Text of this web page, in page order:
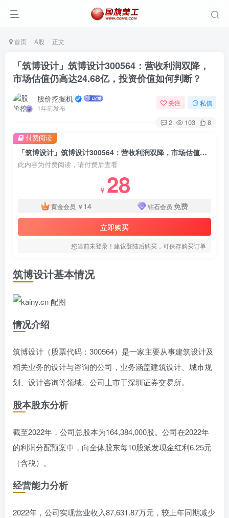
首页 A股 正文
「筑博设计」筑博设计300564：营收利润双降，
市场估值仍高达24.68亿，投资价值如何判断？
股价挖掘机
1年前发布
关注 私信
2 103 8
「筑博设计」筑博设计300564：营收利润双降，市场估值仍高达24.68亿，投资价值如何判断？
此内容为付费阅读，请付费后查看
￥ 28
黄金会员 ￥ 14 钻石会员 免费
立即购买
您当前未登录！建议登陆后购买，可保存购买订单
付费阅读
筑博设计基本情况
情况介绍
筑博设计（股票代码：300564）是一家主要从事建筑设计及
相关业务的设计与咨询的公司，业务涵盖建筑设计、城市规
划、设计咨询等领域。公司上市于深圳证券交易所。
股本股东分析
截至2022年，公司总股本为164,384,000股。公司在2022年
的利润分配预案中，向全体股东每10股派发现金红利6.25元
（含税）。
经营能力分析
2022年，公司实现营业收入87,631.87万元，较上年同期减少